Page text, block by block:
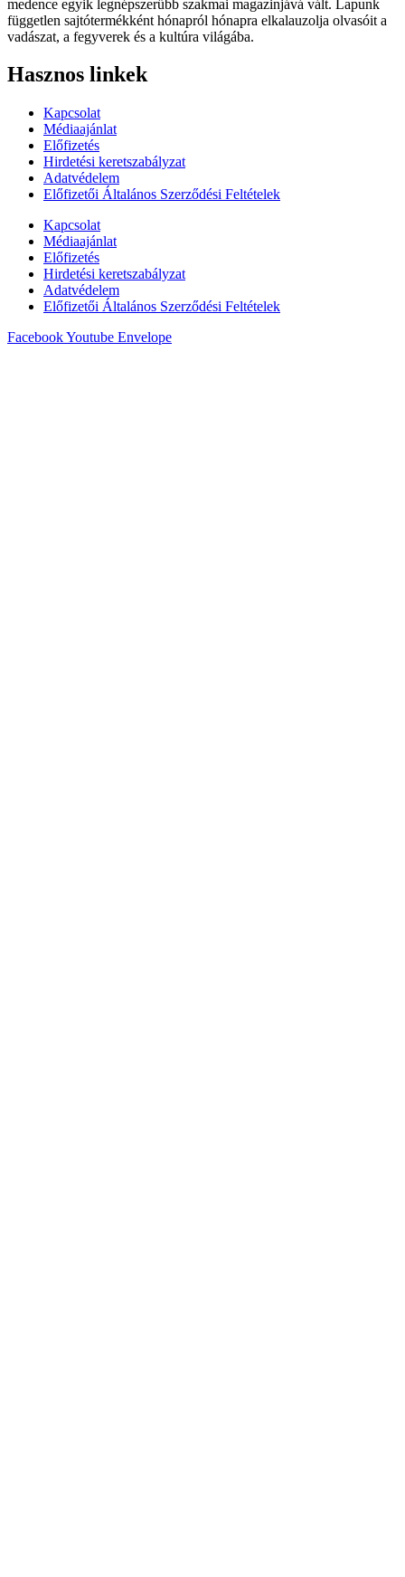
medence egyik legnépszerűbb szakmai magazinjává vált. Lapunk
független sajtótermékként hónapról hónapra elkalauzolja olvasóit a
vadászat, a fegyverek és a kultúra világába.
Hasznos linkek
Kapcsolat
Médiaajánlat
Előfizetés
Hirdetési keretszabályzat
Adatvédelem
Előfizetői Általános Szerződési Feltételek
Kapcsolat
Médiaajánlat
Előfizetés
Hirdetési keretszabályzat
Adatvédelem
Előfizetői Általános Szerződési Feltételek
FacebookYoutube Envelope